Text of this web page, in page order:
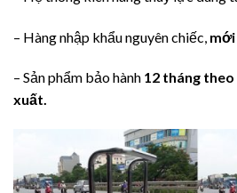
– Hàng nhập khẩu nguyên chiếc, mới
– Sản phẩm bảo hành 12 tháng theo
xuất.